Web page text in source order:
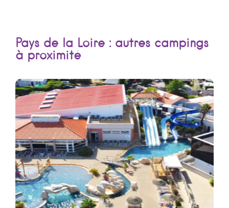
Pays de la Loire : autres campings
à proximité